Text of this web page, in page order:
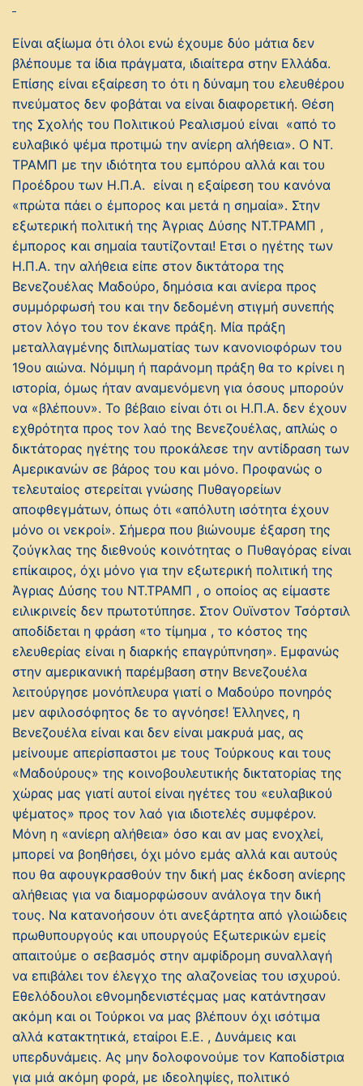
Είναι αξίωμα ότι όλοι ενώ έχουμε δύο μάτια δεν
βλέπουμε τα ίδια πράγματα, ιδιαίτερα στην Ελλάδα.
Επίσης είναι εξαίρεση το ότι η δύναμη του ελευθέρου
πνεύματος δεν φοβάται να είναι διαφορετική. Θέση
της Σχολής του Πολιτικού Ρεαλισμού είναι «από το
ευλαβικό ψέμα προτιμώ την ανίερη αλήθεια». Ο ΝΤ.
ΤΡΑΜΠ με την ιδιότητα του εμπόρου αλλά και του
Προέδρου των Η.Π.Α. είναι η εξαίρεση του κανόνα
«πρώτα πάει ο έμπορος και μετά η σημαία». Στην
εξωτερική πολιτική της Άγριας Δύσης ΝΤ.ΤΡΑΜΠ ,
έμπορος και σημαία ταυτίζονται! Ετσι ο ηγέτης των
Η.Π.Α. την αλήθεια είπε στον δικτάτορα της
Βενεζουέλας Μαδούρο, δημόσια και ανίερα προς
συμμόρφωσή του και την δεδομένη στιγμή συνεπής
στον λόγο του τον έκανε πράξη. Μία πράξη
μεταλλαγμένης διπλωματίας των κανονιοφόρων του
19ου αιώνα. Νόμιμη ή παράνομη πράξη θα το κρίνει η
ιστορία, όμως ήταν αναμενόμενη για όσους μπορούν
να «βλέπουν». Το βέβαιο είναι ότι οι Η.Π.Α. δεν έχουν
εχθρότητα προς τον λαό της Βενεζουέλας, απλώς ο
δικτάτορας ηγέτης του προκάλεσε την αντίδραση των
Αμερικανών σε βάρος του και μόνο. Προφανώς ο
τελευταίος στερείται γνώσης Πυθαγορείων
αποφθεγμάτων, όπως ότι «απόλυτη ισότητα έχουν
μόνο οι νεκροί». Σήμερα που βιώνουμε έξαρση της
ζούγκλας της διεθνούς κοινότητας ο Πυθαγόρας είναι
επίκαιρος, όχι μόνο για την εξωτερική πολιτική της
Άγριας Δύσης του ΝΤ.ΤΡΑΜΠ , ο οποίος ας είμαστε
ειλικρινείς δεν πρωτοτύπησε. Στον Ουϊνστον Τσόρτσιλ
αποδίδεται η φράση «το τίμημα , το κόστος της
ελευθερίας είναι η διαρκής επαγρύπνηση». Εμφανώς
στην αμερικανική παρέμβαση στην Βενεζουέλα
λειτούργησε μονόπλευρα γιατί ο Μαδούρο πονηρός
μεν αφιλοσόφητος δε το αγνόησε! Έλληνες, η
Βενεζουέλα είναι και δεν είναι μακρυά μας, ας
μείνουμε απερίσπαστοι με τους Τούρκους και τους
«Μαδούρους» της κοινοβουλευτικής δικτατορίας της
χώρας μας γιατί αυτοί είναι ηγέτες του «ευλαβικού
ψέματος» προς τον λαό για ιδιοτελές συμφέρον.
Μόνη η «ανίερη αλήθεια» όσο και αν μας ενοχλεί,
μπορεί να βοηθήσει, όχι μόνο εμάς αλλά και αυτούς
που θα αφουγκρασθούν την δική μας έκδοση ανίερης
αλήθειας για να διαμορφώσουν ανάλογα την δική
τους. Να κατανοήσουν ότι ανεξάρτητα από γλοιώδεις
πρωθυπουργούς και υπουργούς Εξωτερικών εμείς
απαιτούμε ο σεβασμός στην αμφίδρομη συναλλαγή
να επιβάλει τον έλεγχο της αλαζονείας του ισχυρού.
Εθελόδουλοι εθνομηδενιστέςμας μας κατάντησαν
ακόμη και οι Τούρκοι να μας βλέπουν όχι ισότιμα
αλλά κατακτητικά, εταίροι Ε.Ε. , Δυνάμεις και
υπερδυνάμεις. Ας μην δολοφονούμε τον Καποδίστρια
για μιά ακόμη φορά, με ιδεοληψίες, πολιτικό